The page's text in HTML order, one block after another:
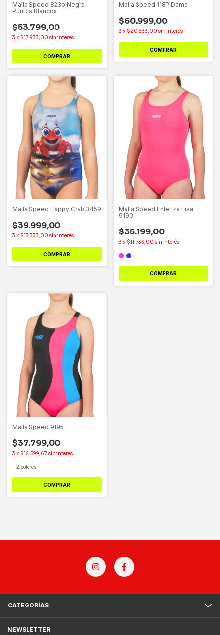
Malla Speed 823p Negro
Puntos Blancos
$53.799,00
3 x $17.933,00 sin interés
COMPRAR
Malla Speed 118P Dama
$60.999,00
3 x $20.333,00 sin interés
COMPRAR
Malla Speed Happy Crab 3459
$39.999,00
3 x $13.333,00 sin interés
COMPRAR
Malla Speed Enteriza Lisa
9190
$35.199,00
3 x $11.733,00 sin interés
COMPRAR
Malla Speed 9195
$37.799,00
3 x $12.599,67 sin interés
2 colores
COMPRAR
CATEGORÍAS
NEWSLETTER